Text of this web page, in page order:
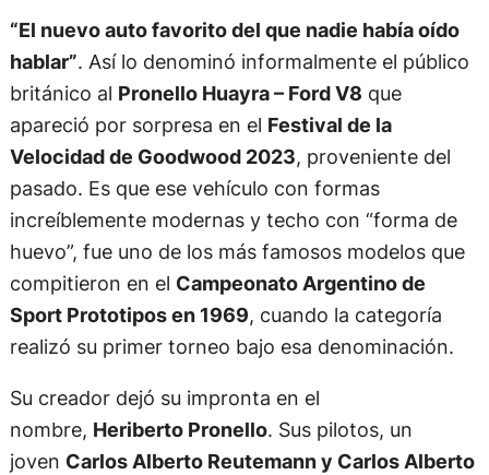
“El nuevo auto favorito del que nadie había oído
hablar”. Así lo denominó informalmente el público
británico al Pronello Huayra – Ford V8 que
apareció por sorpresa en el Festival de la
Velocidad de Goodwood 2023, proveniente del
pasado. Es que ese vehículo con formas
increíblemente modernas y techo con “forma de
huevo”, fue uno de los más famosos modelos que
compitieron en el Campeonato Argentino de
Sport Prototipos en 1969, cuando la categoría
realizó su primer torneo bajo esa denominación.
Su creador dejó su impronta en el
nombre, Heriberto Pronello. Sus pilotos, un
joven Carlos Alberto Reutemann y Carlos Alberto